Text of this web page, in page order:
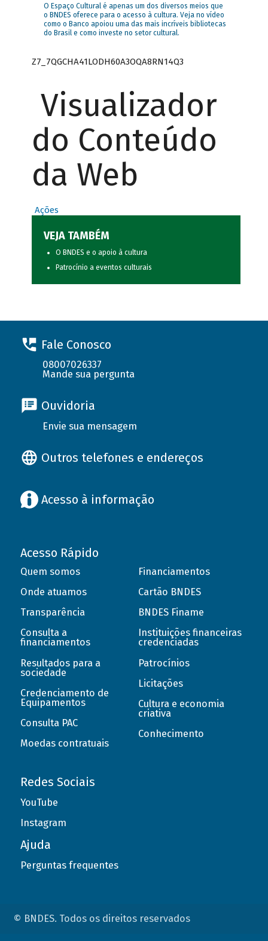
O Espaço Cultural é apenas um dos diversos meios que
o BNDES oferece para o acesso à cultura. Veja no vídeo
como o Banco apoiou uma das mais incríveis bibliotecas
do Brasil e como investe no setor cultural.
Z7_7QGCHA41LODH60A3OQA8RN14Q3
Visualizador
do Conteúdo
da Web
Ações
VEJA TAMBÉM
O BNDES e o apoio à cultura
Patrocínio a eventos culturais
Fale Conosco
08007026337
Mande sua pergunta
Ouvidoria
Envie sua mensagem
Outros telefones e endereços
Acesso à informação
Acesso Rápido
Quem somos
Onde atuamos
Transparência
Consulta a
financiamentos
Resultados para a
sociedade
Credenciamento de
Equipamentos
Consulta PAC
Moedas contratuais
Financiamentos
Cartão BNDES
BNDES Finame
Instituições financeiras
credenciadas
Patrocínios
Licitações
Cultura e economia
criativa
Conhecimento
Redes Sociais
YouTube
Instagram
Ajuda
Perguntas frequentes
© BNDES. Todos os direitos reservados